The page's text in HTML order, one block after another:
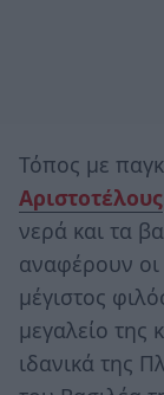
Τόπος με
Αριστοτέλους
νερά και τα
αναφέρουν
μέγιστος
μεγαλείο της
ιδανικά της